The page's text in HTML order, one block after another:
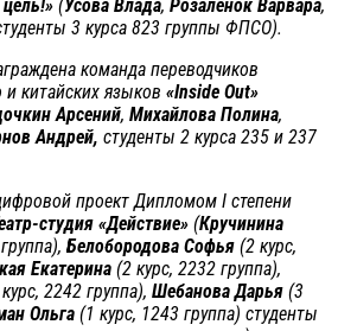
(Усова Влада, Розалёнок Варвара,
3 курса 823 группы ФПСО).
команда переводчиков
и китайских языков «Inside Out»
Арсений, Михайлова Полина,
Андрей, студенты 2 курса 235 и 237
проект Дипломом I степени
студия «Действие» (Кручинина
Белобородова Софья (2 курс,
Екатерина (2 курс, 2232 группа),
2242 группа), Шебанова Дарья (3
Ольга (1 курс, 1243 группа) студенты